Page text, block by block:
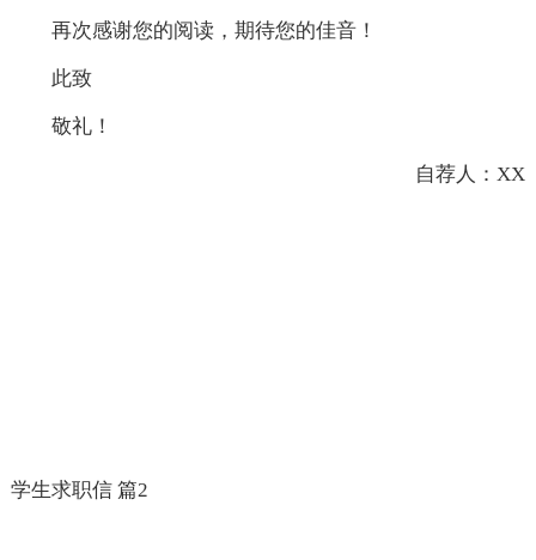
再次感谢您的阅读，期待您的佳音！
此致
敬礼！
自荐人：XX
学生求职信 篇2